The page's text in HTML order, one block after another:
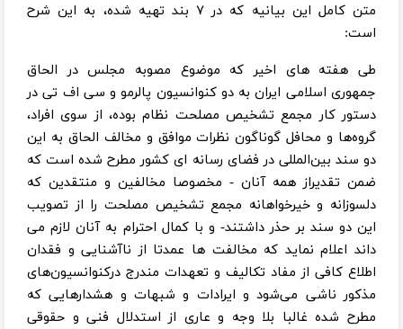
متن کامل این بیانیه که در ۷ بند تهیه شده، به این شرح
است:
طی هفته های اخیر که موضوع مصوبه مجلس در الحاق
جمهوری اسلامی ایران به دو کنوانسیون پالرمو و سی اف تی در
دستور کار مجمع تشخیص مصلحت نظام بوده، از سوی افراد،
گروه‌ها و محافل گوناگون نظرات موافق و مخالف الحاق به این
دو سند بین‌المللی در فضای رسانه ای کشور مطرح شده است که
ضمن تقدیراز همه آنان - مخصوصا مخالفین و منتقدین که
دلسوزانه و خیرخواهانه مجمع تشخیص مصلحت را از تصویب
این دو سند بر حذر داشتند- و با کمال احترام به آنان لازم می
داند اعلام نماید که مخالفت ها عمدتا از ناآشنایی و فقدان
اطلاع کافی از مفاد تکالیف و تعهدات مندرج درکنوانسیون‌های
مذکور ناشی می‌شود و ایرادات و شبهات و هشدارهایی که
مطرح شده غالبا بلا وجه و عاری از استدلال فنی و حقوقی